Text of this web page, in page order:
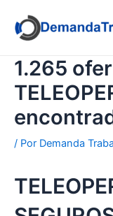
contenido
1.265
/ Por Demanda